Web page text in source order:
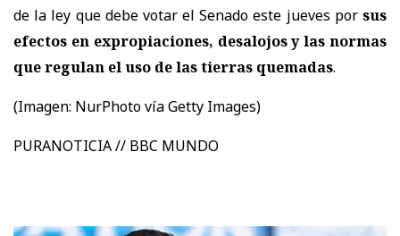
de la ley que debe votar el Senado este jueves por sus
efectos en expropiaciones, desalojos y las normas
que regulan el uso de las tierras quemadas.
(Imagen: NurPhoto vía Getty Images)
PURANOTICIA // BBC MUNDO